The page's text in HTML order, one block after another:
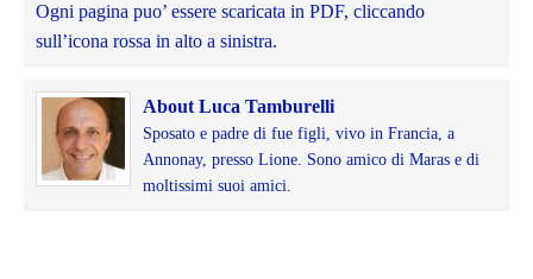
Ogni pagina puo’ essere scaricata in PDF, cliccando
sull’icona rossa in alto a sinistra.
About Luca Tamburelli
Sposato e padre di fue figli, vivo in Francia, a
Annonay, presso Lione. Sono amico di Maras e di
moltissimi suoi amici.